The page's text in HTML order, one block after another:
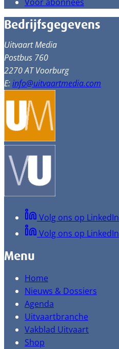
Bedrijfsgegevens
Uitvaart Media
Postbus 760
2270 AT Voorburg
E:info@uitvaartmedia.com
Volg ons op LinkedIn
Volg ons op LinkedIn
Menu
Home
Nieuws & Dossiers
Agenda
Uitvaartbranche
Vakblad Uitvaart
Shop